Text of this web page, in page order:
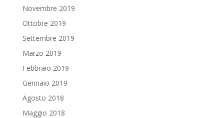
Novembre 2019
Ottobre 2019
Settembre 2019
Marzo 2019
Febbraio 2019
Gennaio 2019
Agosto 2018
Maggio 2018